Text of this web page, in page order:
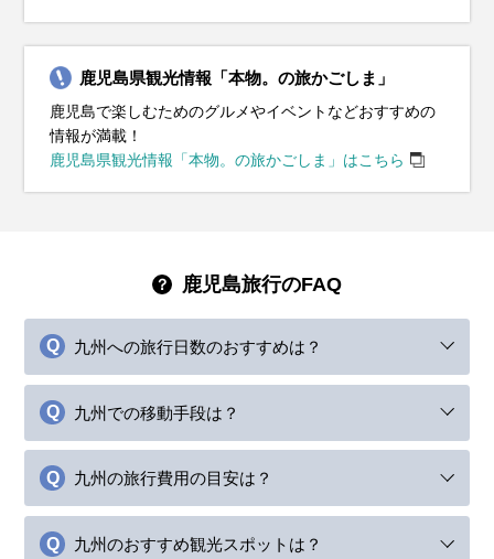
鹿児島県観光情報「本物。の旅かごしま」
鹿児島で楽しむためのグルメやイベントなどおすすめの
情報が満載！
鹿児島県観光情報「本物。の旅かごしま」はこちら
鹿児島旅行のFAQ
九州への旅行日数のおすすめは？
九州での移動手段は？
九州の旅行費用の目安は？
九州のおすすめ観光スポットは？